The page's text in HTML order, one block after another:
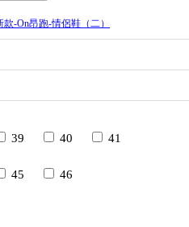
-On昂跑-情侶鞋（二）
39 40 41
45 46